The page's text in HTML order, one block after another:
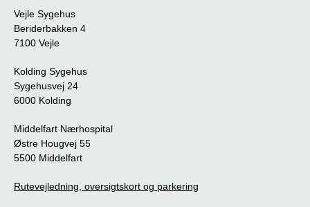
Vejle Sygehus
Beriderbakken 4
7100 Vejle
Kolding Sygehus
Sygehusvej 24
6000 Kolding
Middelfart Nærhospital
Østre Hougvej 55
5500 Middelfart
Rutevejledning, oversigtskort og parkering